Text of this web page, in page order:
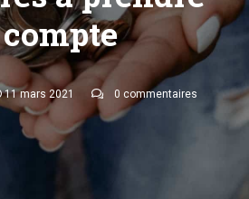
11 mars 2021 0 commentaires